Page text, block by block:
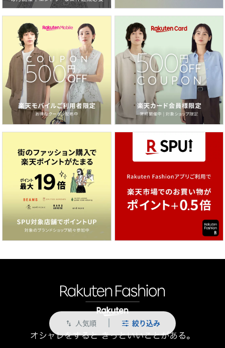
swap_vert 人気順 絞り込み